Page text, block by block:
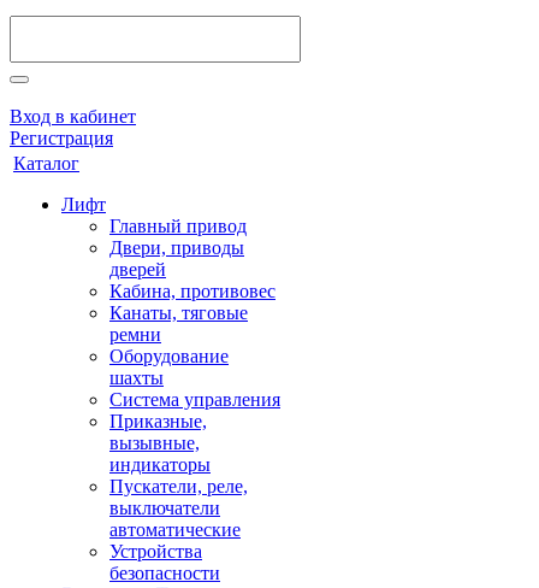
Вход в кабинет
Регистрация
Каталог
Лифт
Главный привод
Двери, приводы
дверей
Кабина, противовес
Канаты, тяговые
ремни
Оборудование
шахты
Система управления
Приказные,
вызывные,
индикаторы
Пускатели, реле,
выключатели
автоматические
Устройства
безопасности